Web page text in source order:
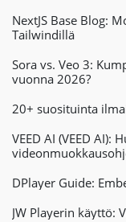
NextJS Base Blog:
Tailwindillä
Sora vs. Veo 3:
vuonna 2026?
20+ suosituinta
VEED AI (VEED AI):
DPlayer Guide:
JW Playerin käyttö: